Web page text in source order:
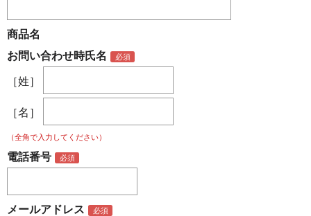
商品名
お問い合わせ時氏名
［姓］
［名］
（全角で入力してください）
電話番号
メールアドレス